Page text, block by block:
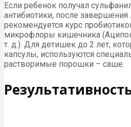
Если ребенок получал
антибиотики, после завершения
рекомендуется курс
микрофлоры кишечника
т. д.). Для детишек до 2 лет,
капсулы, используются
растворимые порошки – саше.